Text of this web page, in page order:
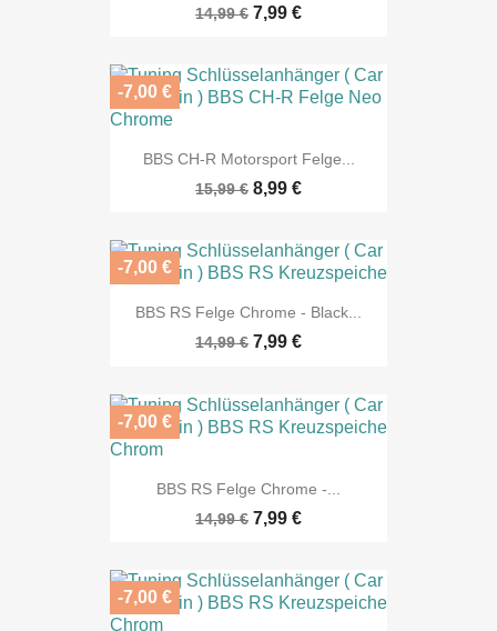
14,99 € 7,99 €
BBS CH-R Motorsport Felge...
15,99 € 8,99 €
-7,00 €
BBS RS Felge Chrome - Black...
14,99 € 7,99 €
-7,00 €
BBS RS Felge Chrome -...
14,99 € 7,99 €
-7,00 €
-7,00 €